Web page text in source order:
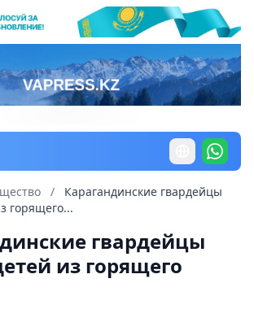
/
Карагандинские гвардейцы
горящего...
гвардейцы
из горящего